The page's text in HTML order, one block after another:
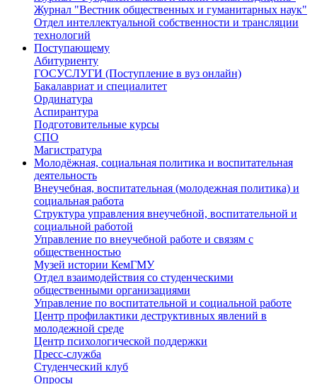
Журнал "Вестник общественных и гуманитарных наук"
Отдел интеллектуальной собственности и трансляции
технологий
Поступающему
Абитуриенту
ГОСУСЛУГИ (Поступление в вуз онлайн)
Бакалавриат и специалитет
Ординатура
Аспирантура
Подготовительные курсы
СПО
Магистратура
Молодёжная, социальная политика и воспитательная
деятельность
Внеучебная, воспитательная (молодежная политика) и
социальная работа
Структура управления внеучебной, воспитательной и
социальной работой
Управление по внеучебной работе и связям с
общественностью
Музей истории КемГМУ
Отдел взаимодействия со студенческими
общественными организациями
Управление по воспитательной и социальной работе
Центр профилактики деструктивных явлений в
молодежной среде
Центр психологической поддержки
Пресс-служба
Студенческий клуб
Опросы